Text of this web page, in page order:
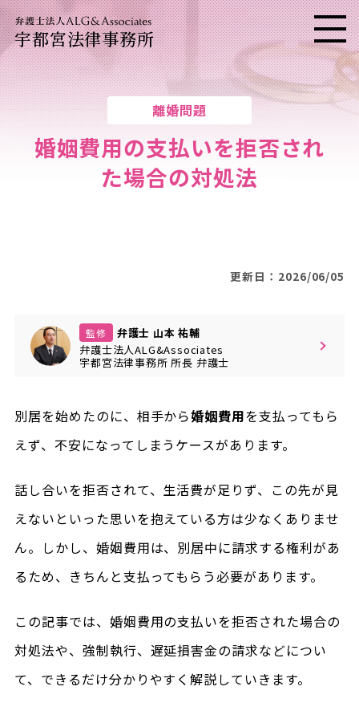
宇都宮法律事務所 メニ
離婚問題
婚姻費用の支払いを拒否され
た場合の対処法
更新日：2026/06/05
監修
弁護士 山本 祐輔
弁護士法人ALG&Associates
宇都宮法律事務所所長 弁護士
別居を始めたのに、相手から婚姻費用を支払ってもら
えず、不安になってしまうケースがあります。
話し合いを拒否されて、生活費が足りず、この先が見
えないといった思いを抱えている方は少なくありませ
ん。しかし、婚姻費用は、別居中に請求する権利があ
るため、きちんと支払ってもらう必要があります。
この記事では、婚姻費用の支払いを拒否された場合の
対処法や、強制執行、遅延損害金の請求などについ
て、できるだけ分かりやすく解説していきます。